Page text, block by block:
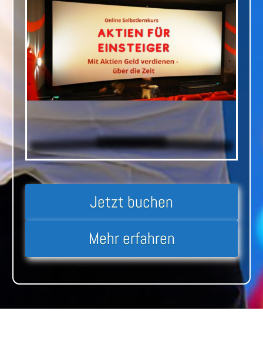
Jetzt buchen
Mehr erfahren